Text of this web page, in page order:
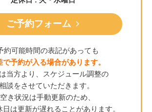
ご予約フォーム
可能時間の表記があっても
で予約が入る場合があります。
当方より、スケジュール調整の
談をさせていただきます。
き状況は手動更新のため、
は更新が遅れることがあります。